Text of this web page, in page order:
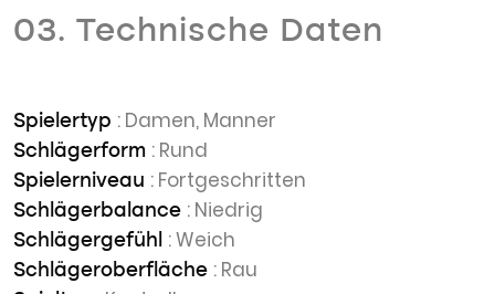
03. Technische Daten
Spielertyp : Damen, Manner
Schlägerform : Rund
Spielerniveau : Fortgeschritten
Schlägerbalance : Niedrig
Schlägergefühl : Weich
Schlägeroberfläche : Rau